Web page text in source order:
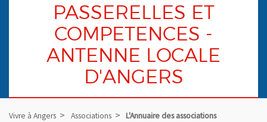
PASSERELLES ET
COMPETENCES -
ANTENNE LOCALE
D'ANGERS
Vivre à Angers Associations L'Annuaire des associations